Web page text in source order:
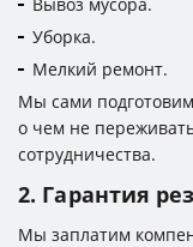
Уборка.
Мелкий ремонт.
Мы сами
о чем не
сотрудничества.
2. Гарантия
Мы заплатим